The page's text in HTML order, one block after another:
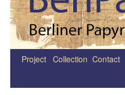
Zum
Project Collection Contact